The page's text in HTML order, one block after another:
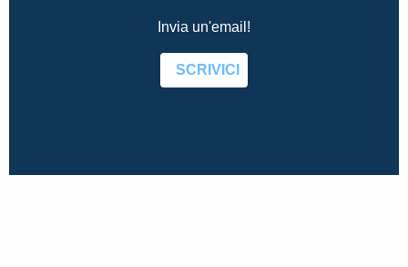
Invia un'email!
SCRIVICI